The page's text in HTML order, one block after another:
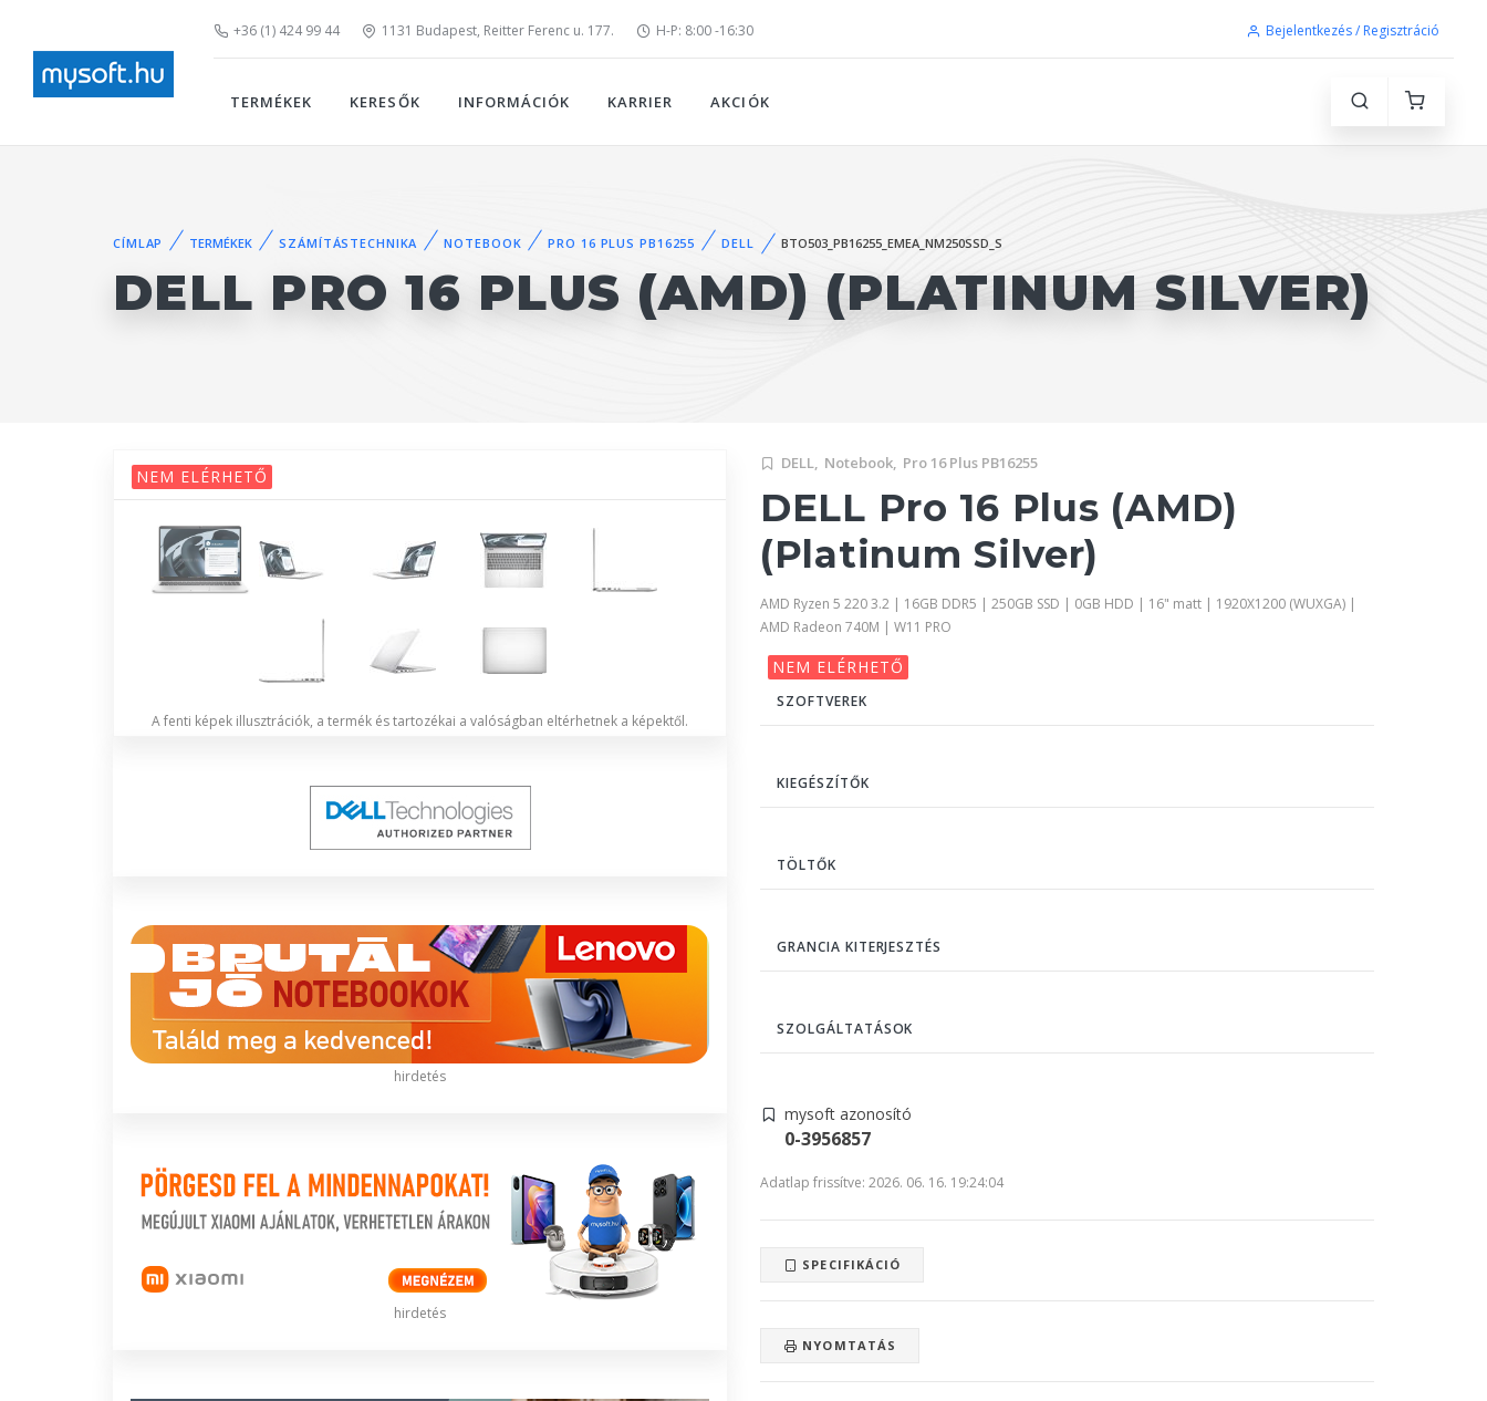
+36 (1) 424 99 44 1131 Budapest, Reitter Ferenc u. 177. H-P: 8:00 -16:30 Bejelentkezés / Regisztráció
TERMÉKEK KERESŐK INFORMÁCIÓK KARRIER AKCIÓK
CÍMLAP TERMÉKEK SZÁMÍTÁSTECHNIKA NOTEBOOK PRO 16 PLUS PB16255 DELL BTO503_PB16255_EMEA_NM250SSD_S
DELL PRO 16 PLUS (AMD) (PLATINUM SILVER)
NEM ELÉRHETŐ
A fenti képek illusztrációk, a termék és tartozékai a valóságban eltérhetnek a képektől.
hirdetés
hirdetés
DELL, Notebook, Pro 16 Plus PB16255
DELL Pro 16 Plus (AMD)
(Platinum Silver)
AMD Ryzen 5 220 3.2 | 16GB DDR5 | 250GB SSD | 0GB HDD | 16" matt | 1920X1200 (WUXGA) |
AMD Radeon 740M | W11 PRO
NEM ELÉRHETŐ
SZOFTVEREK
KIEGÉSZÍTŐK
TÖLTŐK
GRANCIA KITERJESZTÉS
SZOLGÁLTATÁSOK
mysoft azonosító
0-3956857
Adatlap frissítve: 2026. 06. 16. 19:24:04
SPECIFIKÁCIÓ
NYOMTATÁS